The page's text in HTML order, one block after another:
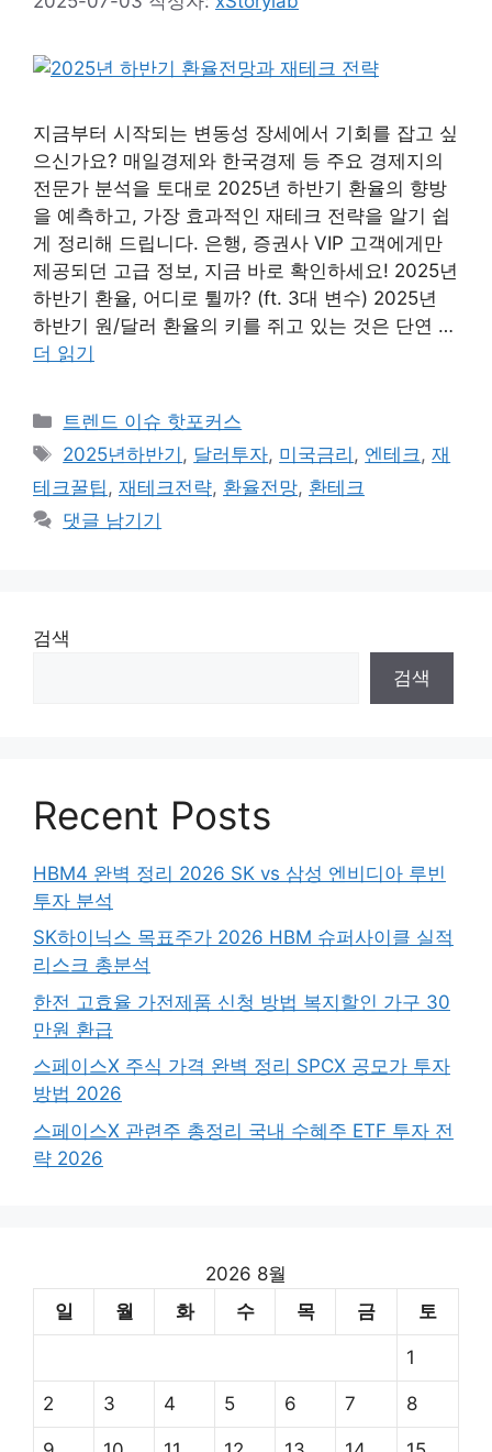
지금부터 시작되는 변동성 장세에서 기회를 잡고 싶
으신가요? 매일경제와 한국경제 등 주요 경제지의
전문가 분석을 토대로 2025년 하반기 환율의 향방
을 예측하고, 가장 효과적인 재테크 전략을 알기 쉽
게 정리해 드립니다. 은행, 증권사 VIP 고객에게만
제공되던 고급 정보, 지금 바로 확인하세요! 2025년
하반기 환율, 어디로 튈까? (ft. 3대 변수) 2025년
하반기 원/달러 환율의 키를 쥐고 있는 것은 단연 …
더 읽기
카
테
리
트렌드 이슈 핫포커스
태
그
2025년하반기 , 달러투자, 미국금리 , 엔테크 ,재
테크꿀팁 , 재테크전략, 환율전망, 환테크
댓글 남기기
검색
검색
Recent Posts
HBM4 완벽 정리 2026 SK vs 삼성 엔비디아 루빈
투자 분석
SK하이닉스 목표주가 2026 HBM 슈퍼사이클 실적
리스크 총분석
한전 고효율 가전제품 신청 방법 복지할인 가구 30
만원 환급
스페이스X 주식 가격 완벽 정리 SPCX 공모가 투자
방법 2026
스페이스X 관련주 총정리 국내 수혜주 ETF 투자 전
략 2026
2026 8월
일
월 화 수 목 금 토
1
2 3 4 5 6 7 8